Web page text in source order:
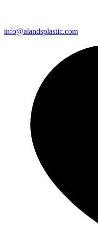
info@alandsplastic.com